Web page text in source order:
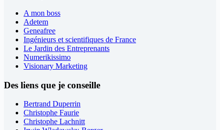
A mon boss
Adetem
Geneafree
Ingénieurs et scientifiques de France
Le Jardin des Entreprenants
Numerikissimo
Visionary Marketing
Des liens que je conseille
Bertrand Duperrin
Christophe Faurie
Christophe Lachnitt